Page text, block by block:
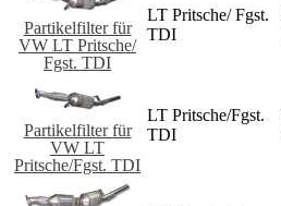
Partikelfilter für
VW LT Pritsche/
Fgst. TDI
LT Pritsche/ Fgst.
TDI
Partikelfilter für
VW LT
Pritsche/Fgst. TDI
LT Pritsche/Fgst.
TDI